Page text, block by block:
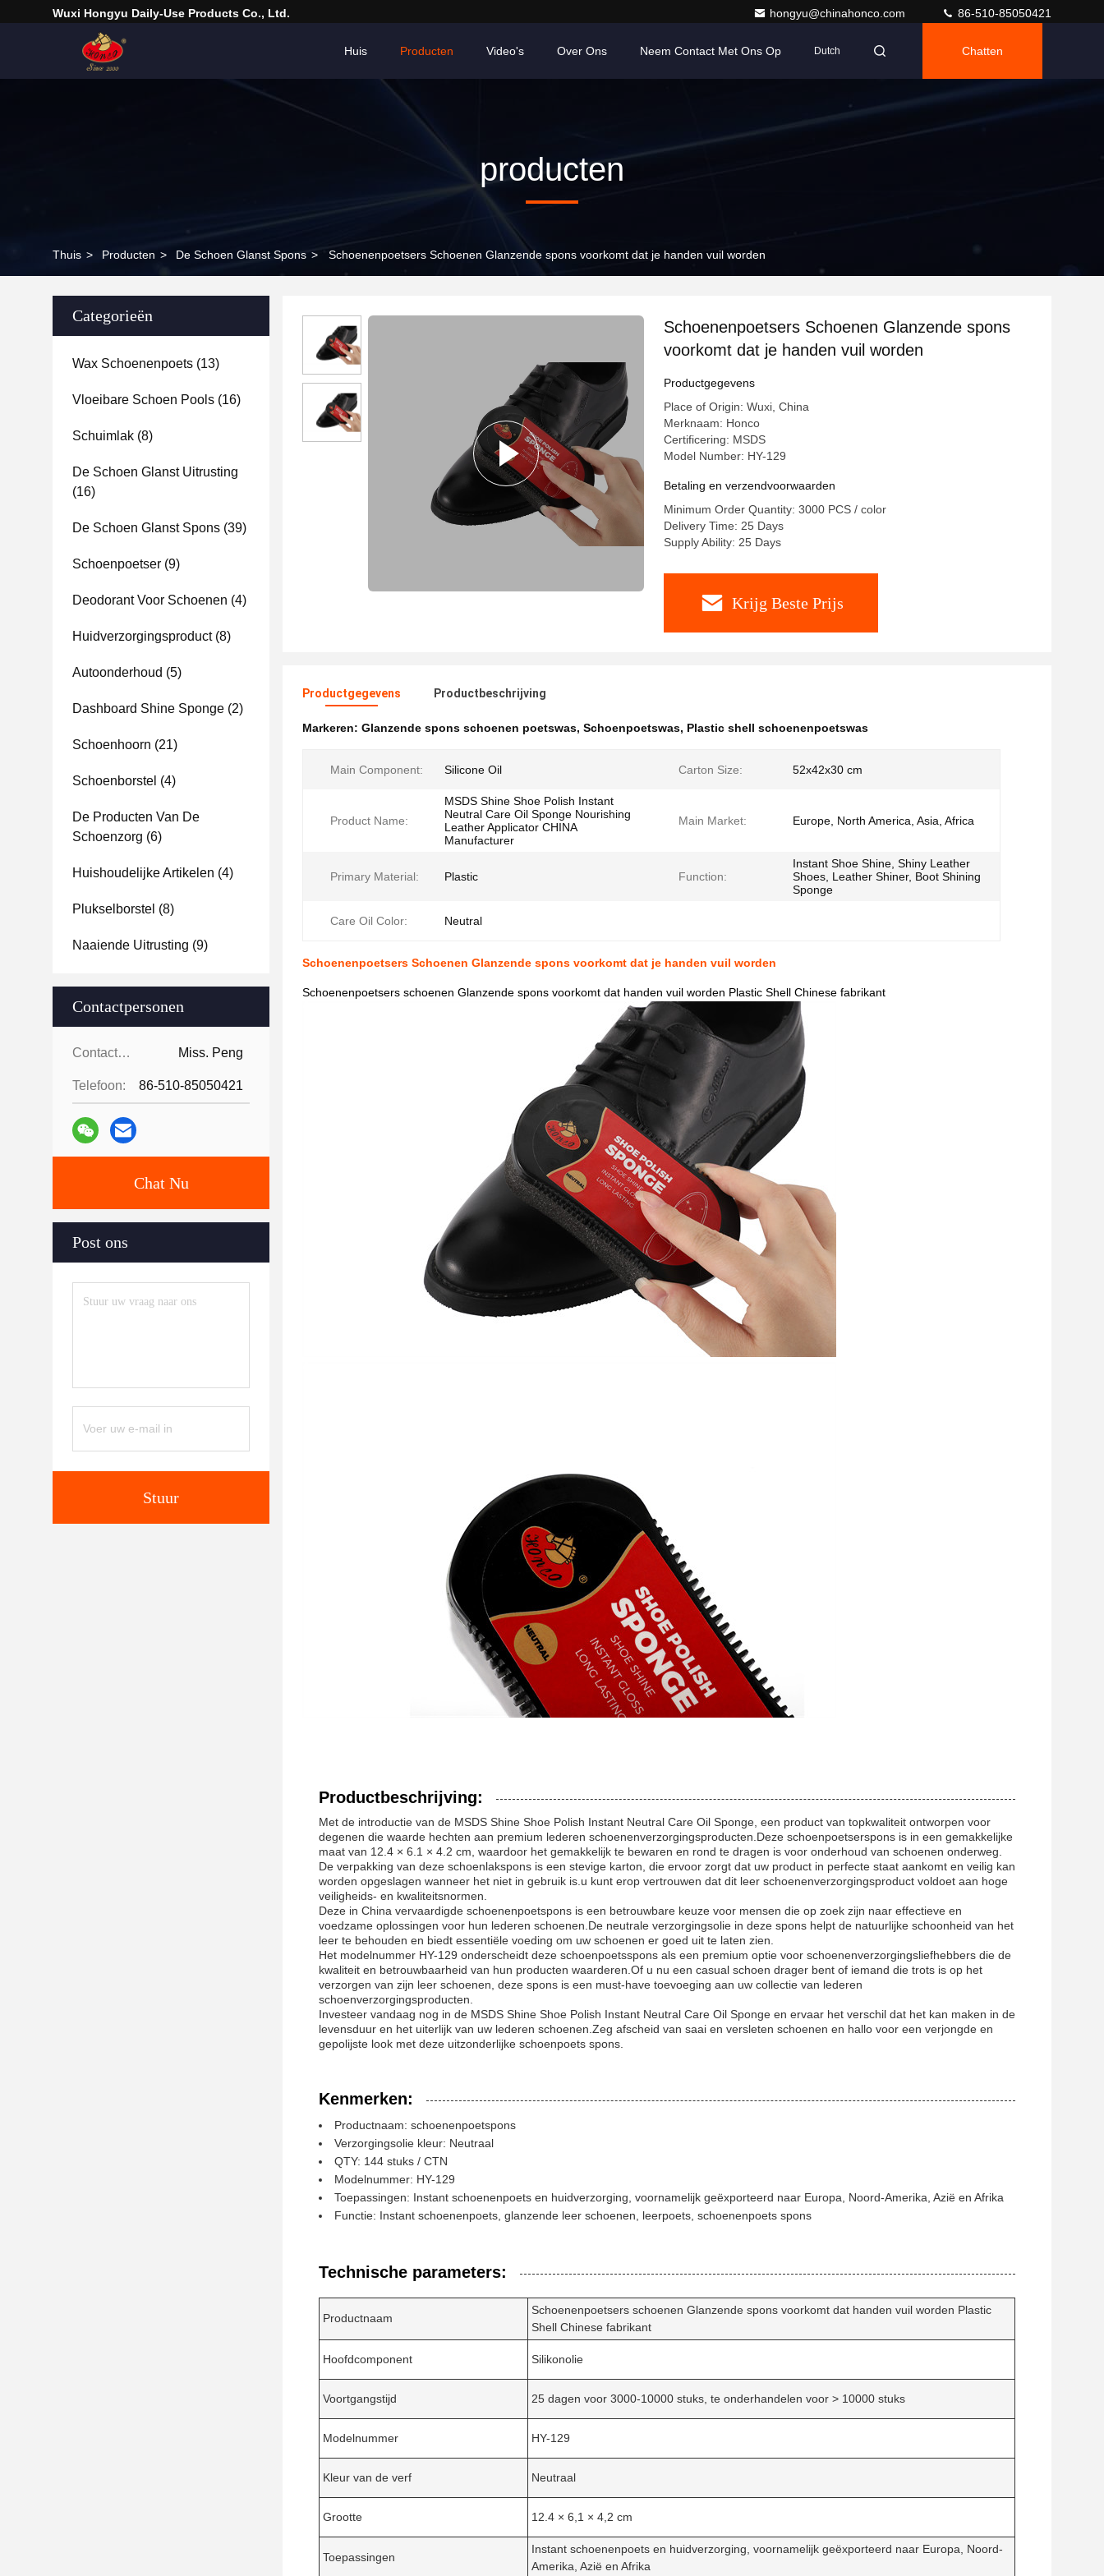
Wuxi Hongyu Daily-Use Products Co., Ltd. hongyu@chinahonco.com 86-510-85050421
Huis Producten Video's Over Ons Neem Contact Met Ons Op Dutch Chatten
producten
Thuis > Producten > De Schoen Glanst Spons > Schoenenpoetsers Schoenen Glanzende spons voorkomt dat je handen vuil worden
Categorieën
Wax Schoenenpoets (13)
Vloeibare Schoen Pools (16)
Schuimlak (8)
De Schoen Glanst Uitrusting
(16)
De Schoen Glanst Spons (39)
Schoenpoetser (9)
Deodorant Voor Schoenen (4)
Huidverzorgingsproduct(8)
Autoonderhoud (5)
Dashboard Shine Sponge (2)
Schoenhoorn (21)
Schoenborstel (4)
De Producten Van De
Schoenzorg (6)
Huishoudelijke Artikelen (4)
Plukselborstel (8)
Naaiende Uitrusting (9)
Contactpersonen
Contactpersonen: Miss. Peng
Telefoon: 86-510-85050421
Chat Nu
Post ons
Stuur
Schoenenpoetsers Schoenen Glanzende spons
voorkomt dat je handen vuil worden
Productgegevens
Place of Origin: Wuxi, China
Merknaam: Honco
Certificering: MSDS
Model Number: HY-129
Betaling en verzendvoorwaarden
Minimum Order Quantity: 3000 PCS / color
Delivery Time: 25 Days
Supply Ability: 25 Days
Krijg Beste Prijs
Productgegevens Productbeschrijving
Markeren: Glanzende spons schoenen poetswas, Schoenpoetswas, Plastic shell schoenenpoetswas
Main Component: Silicone Oil Carton Size: 52x42x30 cm
Product Name:
MSDS Shine Shoe Polish Instant
Neutral Care Oil Sponge Nourishing
Leather Applicator CHINA
Manufacturer
Main Market: Europe, North America, Asia, Africa
Primary Material: Plastic Function:
Instant Shoe Shine, Shiny Leather
Shoes, Leather Shiner, Boot Shining
Sponge
Care Oil Color: Neutral
Schoenenpoetsers Schoenen Glanzende spons voorkomt dat je handen vuil worden
Schoenenpoetsers schoenen Glanzende spons voorkomt dat handen vuil worden Plastic Shell Chinese fabrikant
Productbeschrijving:
Met de introductie van de MSDS Shine Shoe Polish Instant Neutral Care Oil Sponge, een product van topkwaliteit ontworpen voor
degenen die waarde hechten aan premium lederen schoenenverzorgingsproducten.Deze schoenpoetserspons is in een gemakkelijke
maat van 12.4 × 6.1 × 4.2 cm, waardoor het gemakkelijk te bewaren en rond te dragen is voor onderhoud van schoenen onderweg.
De verpakking van deze schoenlakspons is een stevige karton, die ervoor zorgt dat uw product in perfecte staat aankomt en veilig kan
worden opgeslagen wanneer het niet in gebruik is.u kunt erop vertrouwen dat dit leer schoenenverzorgingsproduct voldoet aan hoge
veiligheids- en kwaliteitsnormen.
Deze in China vervaardigde schoenenpoetspons is een betrouwbare keuze voor mensen die op zoek zijn naar effectieve en
voedzame oplossingen voor hun lederen schoenen.De neutrale verzorgingsolie in deze spons helpt de natuurlijke schoonheid van het
leer te behouden en biedt essentiële voeding om uw schoenen er goed uit te laten zien.
Het modelnummer HY-129 onderscheidt deze schoenpoetsspons als een premium optie voor schoenenverzorgingsliefhebbers die de
kwaliteit en betrouwbaarheid van hun producten waarderen.Of u nu een casual schoen drager bent of iemand die trots is op het
verzorgen van zijn leer schoenen, deze spons is een must-have toevoeging aan uw collectie van lederen
schoenverzorgingsproducten.
Investeer vandaag nog in de MSDS Shine Shoe Polish Instant Neutral Care Oil Sponge en ervaar het verschil dat het kan maken in de
levensduur en het uiterlijk van uw lederen schoenen.Zeg afscheid van saai en versleten schoenen en hallo voor een verjongde en
gepolijste look met deze uitzonderlijke schoenpoets spons.
Kenmerken:
Productnaam: schoenenpoetspons
Verzorgingsolie kleur: Neutraal
QTY: 144 stuks / CTN
Modelnummer: HY-129
Toepassingen: Instant schoenenpoets en huidverzorging, voornamelijk geëxporteerd naar Europa, Noord-Amerika, Azië en Afrika
Functie: Instant schoenenpoets, glanzende leer schoenen, leerpoets, schoenenpoets spons
Technische parameters:
Productnaam
Schoenenpoetsers schoenen Glanzende spons voorkomt dat handen vuil worden Plastic
Shell Chinese fabrikant
Hoofdcomponent Silikonolie
Voortgangstijd 25 dagen voor 3000-10000 stuks, te onderhandelen voor > 10000 stuks
Modelnummer HY-129
Kleur van de verf Neutraal
Grootte 12.4 × 6,1 × 4,2 cm
Toepassingen
Instant schoenenpoets en huidverzorging, voornamelijk geëxporteerd naar Europa, Noord-
Amerika, Azië en Afrika